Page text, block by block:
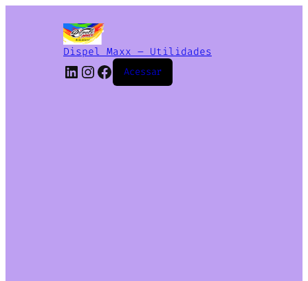
Dispel Maxx – Utilidades
Acessar